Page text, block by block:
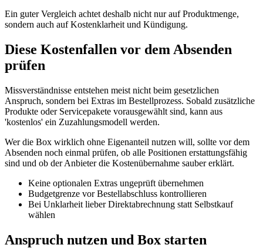
Ein guter Vergleich achtet deshalb nicht nur auf Produktmenge,
sondern auch auf Kostenklarheit und Kündigung.
Diese Kostenfallen vor dem Absenden
prüfen
Missverständnisse entstehen meist nicht beim gesetzlichen
Anspruch, sondern bei Extras im Bestellprozess. Sobald zusätzliche
Produkte oder Servicepakete vorausgewählt sind, kann aus
'kostenlos' ein Zuzahlungsmodell werden.
Wer die Box wirklich ohne Eigenanteil nutzen will, sollte vor dem
Absenden noch einmal prüfen, ob alle Positionen erstattungsfähig
sind und ob der Anbieter die Kostenübernahme sauber erklärt.
Keine optionalen Extras ungeprüft übernehmen
Budgetgrenze vor Bestellabschluss kontrollieren
Bei Unklarheit lieber Direktabrechnung statt Selbstkauf
wählen
Anspruch nutzen und Box starten